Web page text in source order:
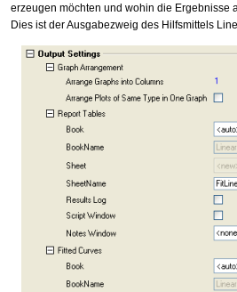
erzeugen möchten und wohin die Ergebnisse
Dies ist der Ausgabezweig des Hilfsmittels